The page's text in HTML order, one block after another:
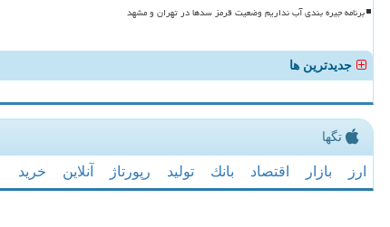
برنامه جیره بندی آب نداریم وضعیت قرمز سدها در تهران و مشهد
جدیدترین ها
تگها
ارز بازار اقتصاد بانك تولید رپورتاژ آنلاین خرید